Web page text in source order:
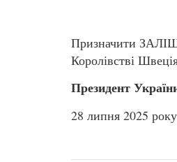
Призначити
Королівстві
Президент
28 липня 2025 року